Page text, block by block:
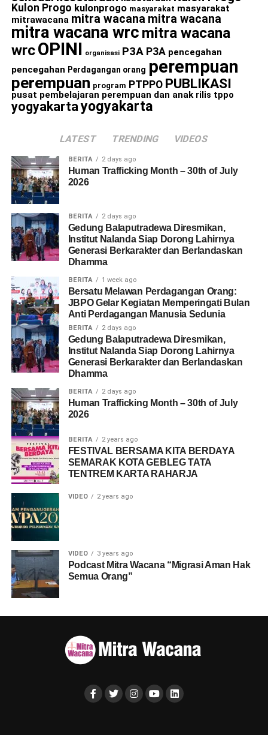
Kulon Progo kulonprogo masyarakat masyarakat
mitrawacana mitra wacana mitra wacana
mitra wacana wrc mitra wacana
wrcOPINI organisasi P3A P3A pencegahan
pencegahan Perdagangan orang perempuan
perempuan program PTPPO PUBLIKASI
pusat pembelajaran perempuan dan anak rilis tppo
yogyakartayogyakarta
LATEST TRENDING VIDEOS
BERITA 2 days ago
Human Trafficking Month – 30th of July
2026
BERITA 2 days ago
Gedung Balaputradewa Diresmikan,
Institut Nalanda Siap Dorong Lahirnya
Generasi Berkarakter dan Berlandaskan
Dhamma
BERITA 1 week ago
Bersatu Melawan Perdagangan Orang:
JBPO Gelar Kegiatan Memperingati Bulan
Anti Perdagangan Manusia Sedunia
BERITA 2 days ago
Gedung Balaputradewa Diresmikan,
Institut Nalanda Siap Dorong Lahirnya
Generasi Berkarakter dan Berlandaskan
Dhamma
BERITA 2 days ago
Human Trafficking Month – 30th of July
2026
BERITA 2 years ago
FESTIVAL BERSAMA KITA BERDAYA
SEMARAK KOTA GEBLEG TATA
TENTREM KARTA RAHARJA
VIDEO 2 years ago
VIDEO 3 years ago
Podcast Mitra Wacana “Migrasi Aman Hak
Semua Orang”